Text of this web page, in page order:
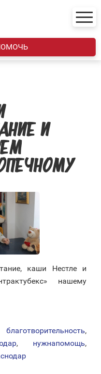
И
каши Нестле и
нашему
благотворительность,
, нужнапомощь,